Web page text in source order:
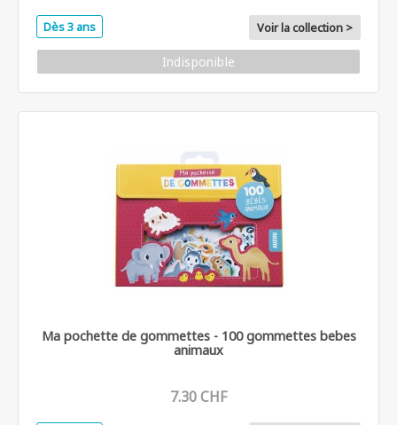
Dès 3 ans Voir la collection >
Indisponible
Ma pochette de gommettes - 100 gommettes bebes
animaux
7.30 CHF